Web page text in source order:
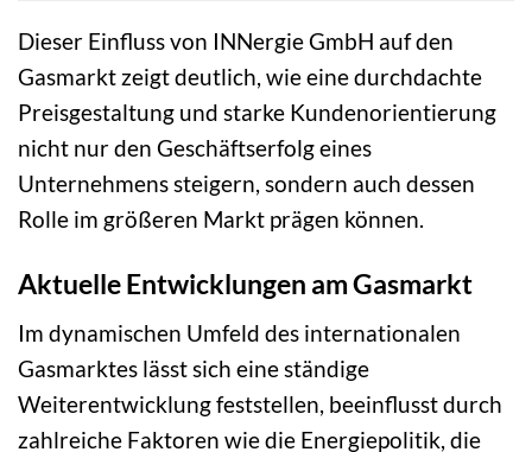
Dieser Einfluss von INNergie GmbH auf den
Gasmarkt zeigt deutlich, wie eine durchdachte
Preisgestaltung und starke Kundenorientierung
nicht nur den Geschäftserfolg eines
Unternehmens steigern, sondern auch dessen
Rolle im größeren Markt prägen können.
Aktuelle Entwicklungen am Gasmarkt
Im dynamischen Umfeld des internationalen
Gasmarktes lässt sich eine ständige
Weiterentwicklung feststellen, beeinflusst durch
zahlreiche Faktoren wie die Energiepolitik, die